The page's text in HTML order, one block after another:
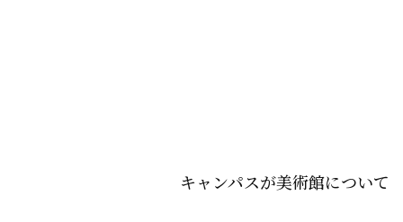
キャンパスが美術館について